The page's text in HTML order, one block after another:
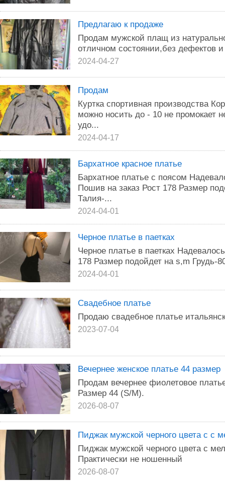
Предлагаю к продаже
Продам мужской плащ из
отличном состоянии,без дефектов и
2024-04-27
Продам
Куртка спортивная производства
можно носить до - 10 не промокает
удо...
2024-04-17
Бархатное красное платье
Бархатное платье с поясом
Пошив на заказ Рост 178 Размер
Талия-...
2024-04-01
Черное платье в паетках
Черное платье в паетках
178 Размер подойдет на s,m Грудь-
2024-04-01
Свадебное платье
Продаю свадебное платье
2023-07-04
Вечернее женское платье 44 размер
Продам вечернее фиолетовое
Размер 44 (S/M).
2026-08-07
Пиджак мужской черного цвета с с
Пиджак мужской черного цвета с
Практически не ношенный
2026-08-07